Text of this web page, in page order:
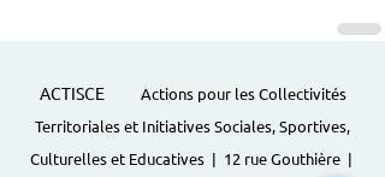
ACTISCE
Actions pour les Collectivités
Territoriales et Initiatives Sociales, Sportives,
Culturelles et Educatives | 12 rue Gouthière |